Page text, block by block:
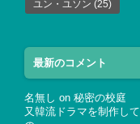
ユン・ユソン (25)
最新のコメント
名無し on 秘密の校庭
又韓流ドラマを制作し